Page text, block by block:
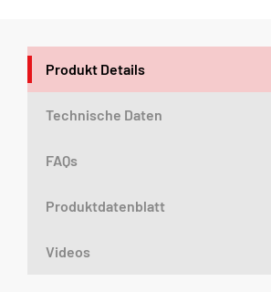
Produkt Details
Technische Daten
FAQs
Produktdatenblatt
Videos